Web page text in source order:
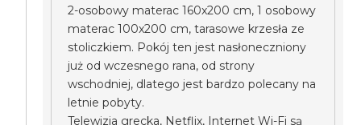
2-osobowy materac 160x200 cm, 1 osobowy
materac 100x200 cm, tarasowe krzesła ze
stoliczkiem. Pokój ten jest nasłoneczniony
już od wczesnego rana, od strony
wschodniej, dlatego jest bardzo polecany na
letnie pobyty.
Telewizja grecka, Netflix, Internet Wi-Fi są